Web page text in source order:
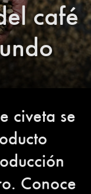
café
civeta se
Conoce